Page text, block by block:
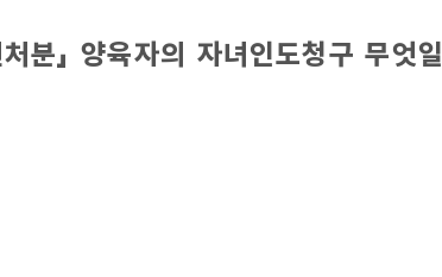
처분」 양육자의 자녀인도청구 무엇